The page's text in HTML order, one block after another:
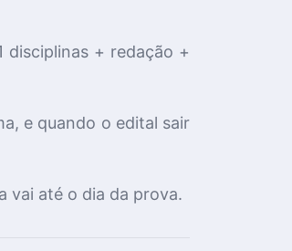
+ redação +
e quando o edital sair
vai até o dia da prova.